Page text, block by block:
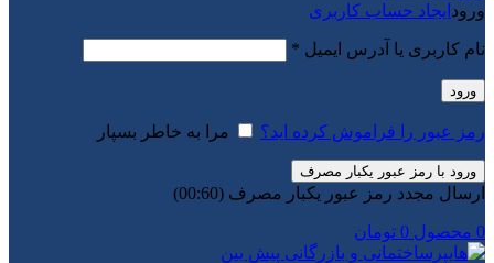
ورود ایجاد حساب کاربری
نام کاربری یا آدرس ایمیل *
ورود
رمز عبور را فراموش کرده اید؟ مرا به خاطر بسپار
ورود با رمز عبور یکبار مصرف
ارسال مجدد رمز عبور یکبار مصرف (00:
60
)
0 محصول 0 تومان